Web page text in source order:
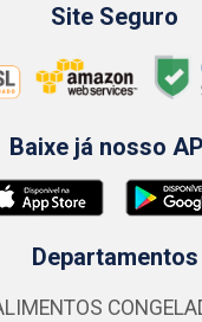
Site Seguro
Baixe já nosso
Departamentos